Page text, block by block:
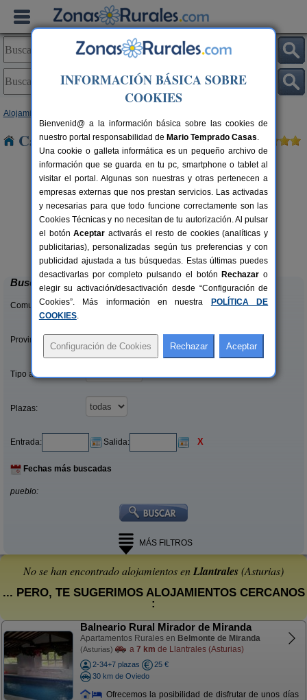
Alojamientos
Casas Rurales cerca de Llantrales
12-22+3 pers.
desde30 €
La Llosuca
San Pedro de Ambás (Asturias)
Buscar
Comunidades:
Provincias/Islas:
Tipo alquiler:
Plazas:
Entrada: Salida: X
Fechas más buscadas
pueblo:
MÁS FILTROS
No se han encontrado alojamientos enLlantrales(Asturias)
... PERO, TE SUGERIMOS ALOJAMIENTOS CERCANOS
:
Balneario Rural Mirador de Miranda
Apartamentos Rurales en Belmonte de Miranda
(Asturias) a 7 km de Llantrales (Asturias)
2-34+7 plazas
25 €
30 km de Oviedo
Ofrecemos la posibilidad de disfrutar de unos días
INFORMACIÓN BÁSICA SOBRE
COOKIES
Bienvenid@ a la información básica sobre las cookies de
nuestro portal responsabilidad de Mario Temprado Casas.
Una cookie o galleta informática es un pequeño archivo de
información que se guarda en tu pc, smartphone o tablet al
visitar el portal. Algunas son nuestras y otras pertenecen a
empresas externas que nos prestan servicios. Las activadas
y necesarias para que todo funcione correctamente son las
Cookies Técnicas y no necesitan de tu autorización. Al pulsar
el botónAceptar activarás el resto de cookies (analíticas y
publicitarias), personalizadas según tus preferencias y con
publicidad ajustada a tus búsquedas. Estas últimas puedes
desactivarlas por completo pulsando el botón Rechazar o
elegir su activación/desactivación desde “Configuración de
Cookies”. Más información en nuestra
POLÍTICA DE
COOKIES.